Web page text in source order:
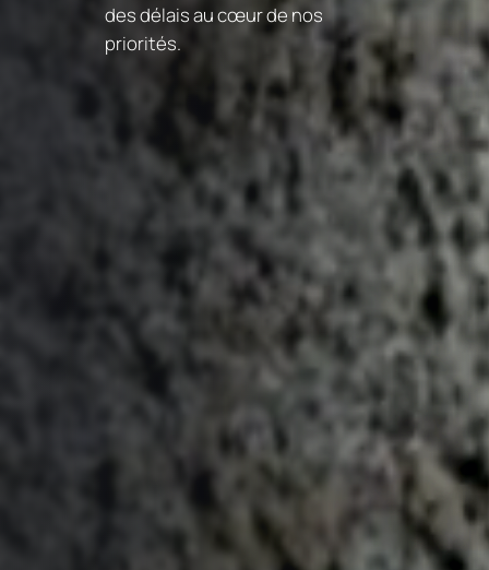
des délais au cœur de nos
priorités.